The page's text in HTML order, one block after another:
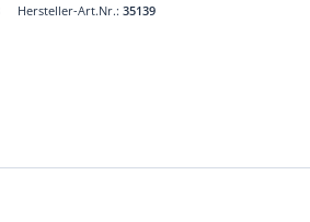
Hersteller-Art.Nr.: 35139